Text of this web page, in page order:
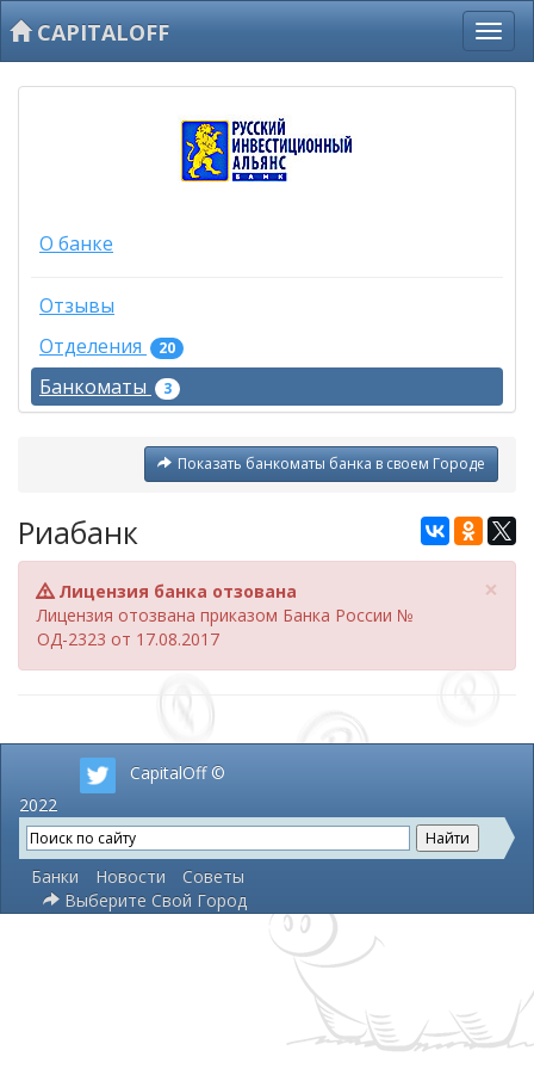
CAPITALOFF
О банке
Отзывы
Отделения
20
Банкоматы 3
Показать банкоматы банка в своем Городе
Риабанк
×
Лицензия банка отзована
Лицензия отозвана приказом Банка России №
ОД-2323 от 17.08.2017
CapitalOff ©
2022
Банки Новости
Советы
Выберите Свой Город